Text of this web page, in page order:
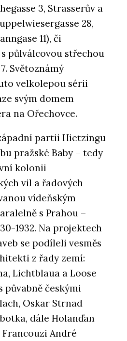
3, Strasserův a
28,
11), či
půlválcovou střechou
Světoznámý
velkolepou sérii
svým domem
na Ořechovce.
partii Hietzingu
pražské Baby – tedy
kolonii
vil a řadových
vídeňským
s Prahou –
1932. Na projektech
se podíleli vesměs
z řady zemí:
Lichtblaua a Loose
půvabně českými
Oskar Strnad
dále Holanďan
André